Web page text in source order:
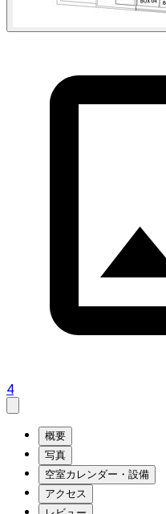
4
概要
写真
空室カレンダー・設備
アクセス